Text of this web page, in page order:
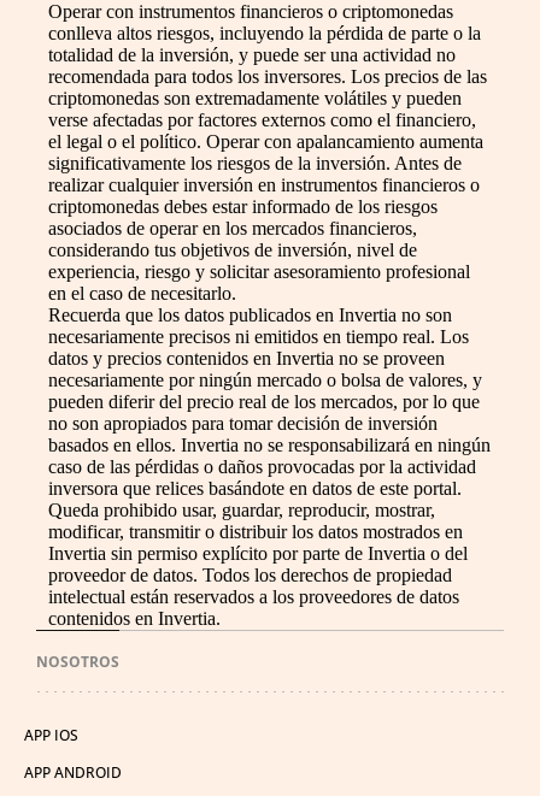
Operar con instrumentos financieros o criptomonedas
conlleva altos riesgos, incluyendo la pérdida de parte o la
totalidad de la inversión, y puede ser una actividad no
recomendada para todos los inversores. Los precios de las
criptomonedas son extremadamente volátiles y pueden
verse afectadas por factores externos como el financiero,
el legal o el político. Operar con apalancamiento aumenta
significativamente los riesgos de la inversión. Antes de
realizar cualquier inversión en instrumentos financieros o
criptomonedas debes estar informado de los riesgos
asociados de operar en los mercados financieros,
considerando tus objetivos de inversión, nivel de
experiencia, riesgo y solicitar asesoramiento profesional
en el caso de necesitarlo.
Recuerda que los datos publicados en Invertia no son
necesariamente precisos ni emitidos en tiempo real. Los
datos y precios contenidos en Invertia no se proveen
necesariamente por ningún mercado o bolsa de valores, y
pueden diferir del precio real de los mercados, por lo que
no son apropiados para tomar decisión de inversión
basados en ellos. Invertia no se responsabilizará en ningún
caso de las pérdidas o daños provocadas por la actividad
inversora que relices basándote en datos de este portal.
Queda prohibido usar, guardar, reproducir, mostrar,
modificar, transmitir o distribuir los datos mostrados en
Invertia sin permiso explícito por parte de Invertia o del
proveedor de datos. Todos los derechos de propiedad
intelectual están reservados a los proveedores de datos
contenidos en Invertia.
NOSOTROS
APP IOS
APP ANDROID